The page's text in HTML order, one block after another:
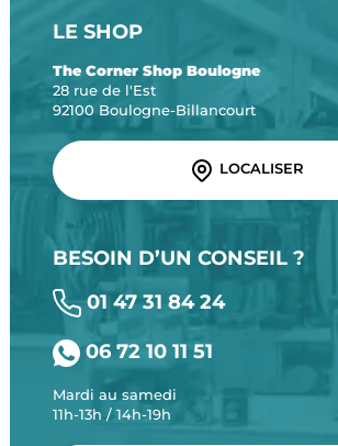
LE SHOP
The Corner Shop Boulogne
28 rue de l'Est
92100 Boulogne-Billancourt
LOCALISER
BESOIN D’UN CONSEIL ?
01 47 31 84 24
06 72 10 11 51
Mardi au samedi
11h-13h / 14h-19h